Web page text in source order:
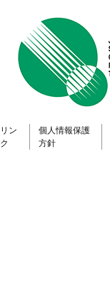
リン
ク
個人情報保護
方針